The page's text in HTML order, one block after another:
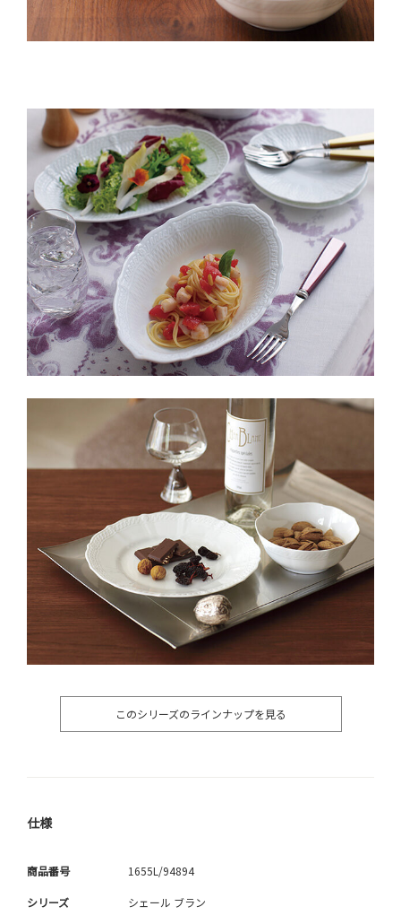
このシリーズのラインナップを見る
仕様
商品番号 1655L/94894
シリーズ シェール ブラン